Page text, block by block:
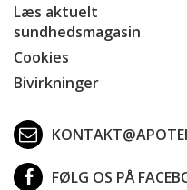
Læs aktuelt
sundhedsmagasin
Cookies
Bivirkninger
FØLG OS PÅ